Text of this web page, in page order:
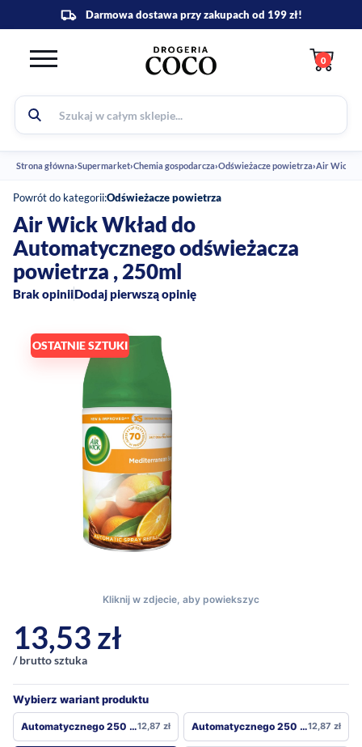
0
Strona główna›Supermarket›Chemia gospodarcza›Odświeżacze powietrza›Air Wick
OSTATNIE SZTUKI
Powrót do kategorii:Odświeżacze powietrza
Air Wick Wkład do
Automatycznego odświeżacza
powietrza , 250ml
Brak opiniiDodaj pierwszą opinię
13,53zł
/ brutto sztuka
Wybierz wariant produktu
Automatycznego 250 ml12,87 zł Automatycznego 250 ml12,87 zł